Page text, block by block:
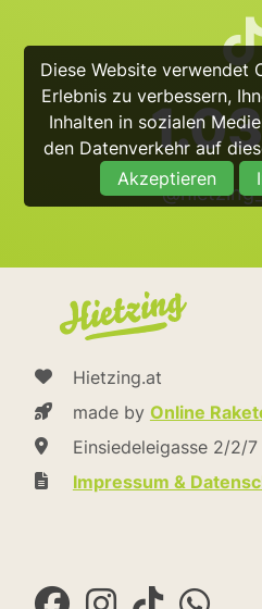
Diese Website verwendet
Erlebnis zu verbessern,
Inhalten in sozialen
den Datenverkehr auf
Akzeptieren
Hietzing.at
made by Online
Einsiedeleigasse 2/2/7
Impressum &